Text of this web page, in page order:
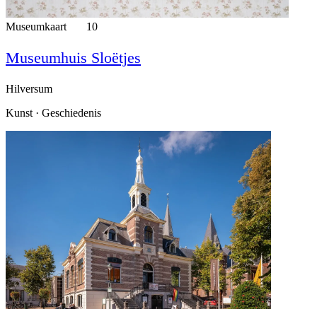
Museumkaart 10
Museumhuis Sloëtjes
Hilversum
Kunst · Geschiedenis